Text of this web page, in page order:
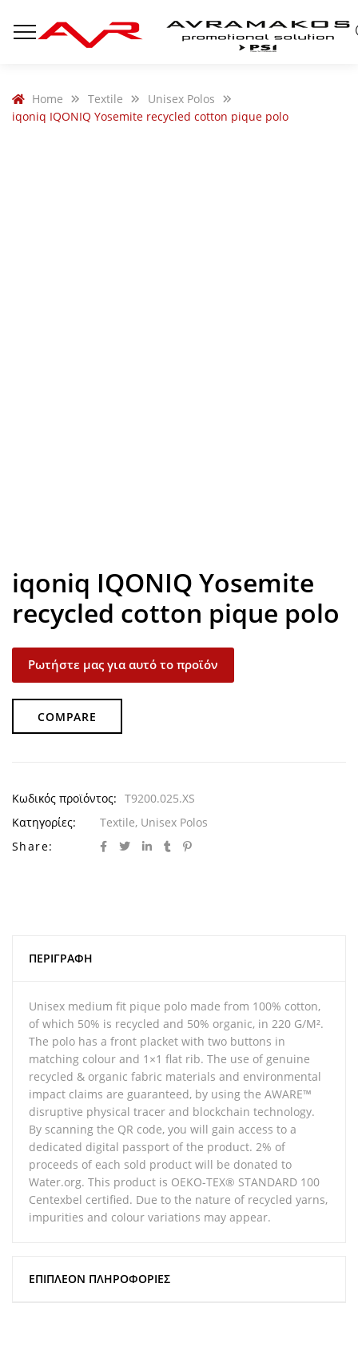
Home Textile
Unisex Polos
iqoniq IQONIQ Yosemite recycled cotton pique polo
iqoniq IQONIQ Yosemite
recycled cotton pique polo
Ρωτήστε μας για αυτό το προϊόν
COMPARE
Κωδικός προϊόντος: T9200.025.XS
Κατηγορίες:
Textile, Unisex Polos
Share:
ΠΕΡΙΓΡΑΦΉ
Unisex medium fit pique polo made from 100% cotton,
of which 50% is recycled and 50% organic, in 220 G/M².
The polo has a front placket with two buttons in
matching colour and 1×1 flat rib. The use of genuine
recycled & organic fabric materials and environmental
impact claims are guaranteed, by using the AWARE™
disruptive physical tracer and blockchain technology.
By scanning the QR code, you will gain access to a
dedicated digital passport of the product. 2% of
proceeds of each sold product will be donated to
Water.org. This product is OEKO-TEX® STANDARD 100
Centexbel certified. Due to the nature of recycled yarns,
impurities and colour variations may appear.
ΕΠΙΠΛΈΟΝ ΠΛΗΡΟΦΟΡΊΕΣ